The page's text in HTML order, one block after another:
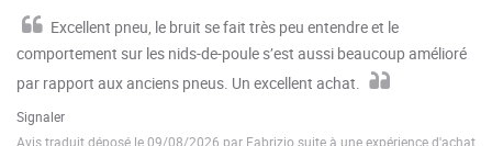
Excellent pneu, le bruit se fait très peu entendre et le
comportement sur les nids-de-poule s’est aussi beaucoup amélioré
par rapport aux anciens pneus. Un excellent achat.
Signaler
Avis traduit déposé le 09/08/2026 par Fabrizio suite à une expérience d'achat